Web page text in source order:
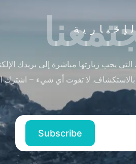
يجب زيارتها مباشرة إلى بريدك
لا تفوت أي شيء – اشترك